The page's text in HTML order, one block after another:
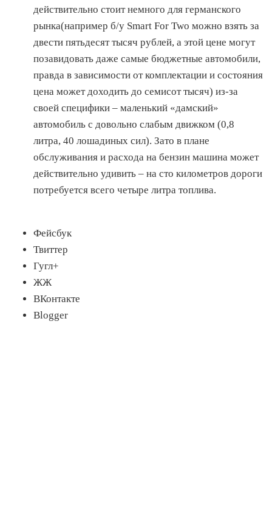
действительно стоит немного для германского
рынка(например б/у Smart For Two можно взять за
двести пятьдесят тысяч рублей, а этой цене могут
позавидовать даже самые бюджетные автомобили,
правда в зависимости от комплектации и состояния
цена может доходить до семисот тысяч) из-за
своей специфики – маленький «дамский»
автомобиль с довольно слабым движком (0,8
литра, 40 лошадиных сил). Зато в плане
обслуживания и расхода на бензин машина может
действительно удивить – на сто километров дороги
потребуется всего четыре литра топлива.
Фейсбук
Твиттер
Гугл+
ЖЖ
ВКонтакте
Blogger